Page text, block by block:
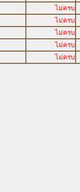
ไม่ครบ
ไม่ครบ
ไม่ครบ
ไม่ครบ
ไม่ครบ